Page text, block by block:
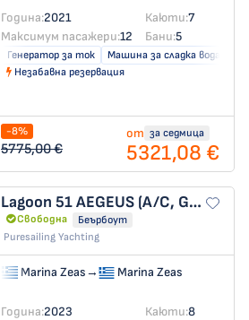
Година:2021 Каюти:7
Максимум пасажери:12 Бани:5
Генератор за ток Машина за сладка вода
Незабавна резервация
-8%
5775,00 €
от за седмица
5321,08 €
Lagoon 51AEGEUS (A/C, Gen, W.Maker, Teak cockpit, underwater lights)
Свободна
Беърбоут
Puresailing Yachting
Marina Zeas→ Marina Zeas
Година:2023 Каюти:8